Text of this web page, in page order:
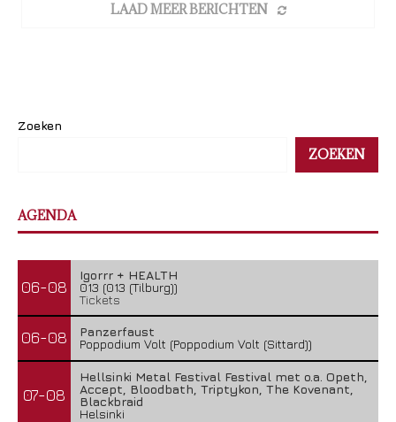
LAAD MEER BERICHTEN
Zoeken
ZOEKEN
AGENDA
06-08
Igorrr + HEALTH
013 (013 (Tilburg))
Tickets
06-08
Panzerfaust
Poppodium Volt (Poppodium Volt (Sittard))
07-08
Hellsinki Metal Festival Festival met o.a. Opeth,
Accept, Bloodbath, Triptykon, The Kovenant,
Blackbraid
Helsinki